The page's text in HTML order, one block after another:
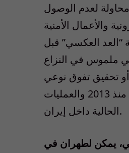
لعدم الوصول
والأعمال الأمنية
“العد العكسي” قبل
ملموس في النزاع
أو تحقيق تفوق نوعي
في مجال الصواريخ الدقيقة مثلا، وهذا يفسر الغارات على الأراضي السورية منذ 2013 والعمليات
الحالية داخل إيران.
يمكن لطهران في